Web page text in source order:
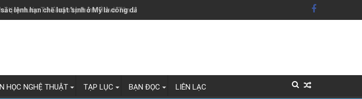
lệnh hạn chế luật 'sinh ở Mỹ là công dân Mỹ'
tịch nước Tô Lâm sắp thăm Úc và Tân Lây Lan
HỌC NGHỆ THUẬT TẠP LỤC BẠN ĐỌC LIÊN LẠC